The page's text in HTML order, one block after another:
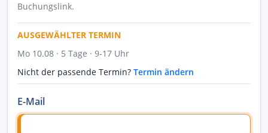
Buchungslink.
AUSGEWÄHLTER TERMIN
Mo 10.08 · 5 Tage · 9-17 Uhr
Nicht der passende Termin? Termin ändern
E-Mail